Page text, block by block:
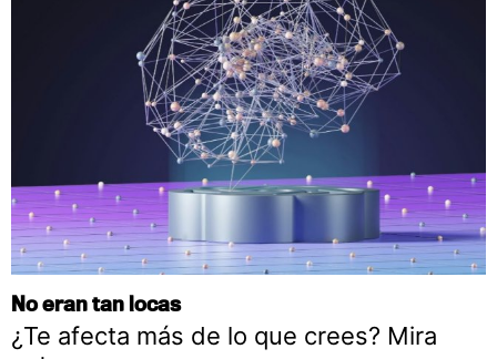
No eran tan locas
¿Te afecta más de lo que crees? Mira